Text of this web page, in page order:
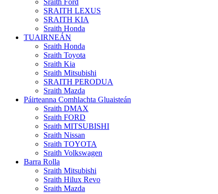
SRAITH LEXUS
SRAITH KIA
Sraith Honda
TUAIRNEÁN
Sraith Honda
Sraith Toyota
Sraith Kia
Sraith Mitsubishi
SRAITH PERODUA
Sraith Mazda
Páirteanna Comhlachta Gluaisteán
Sraith DMAX
Sraith FORD
Sraith MITSUBISHI
Sraith Nissan
Sraith TOYOTA
Sraith Volkswagen
Barra Rolla
Sraith Mitsubishi
Sraith Hilux Revo
Sraith Mazda